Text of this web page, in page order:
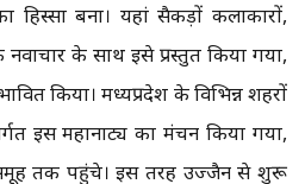
बना। यहां सैकड़ों कलाकारों,
के साथ इसे प्रस्तुत किया गया,
किया। मध्यप्रदेश के विभिन्न शहरों
इस महानाट्य का मंचन किया गया,
तक पहुंचे। इस तरह उज्जैन से शुरू